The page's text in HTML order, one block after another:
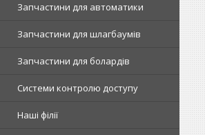
Запчастини для автоматики
Запчастини для шлагбаумів
Запчастини для болардів
Системи контролю доступу
Наші філії